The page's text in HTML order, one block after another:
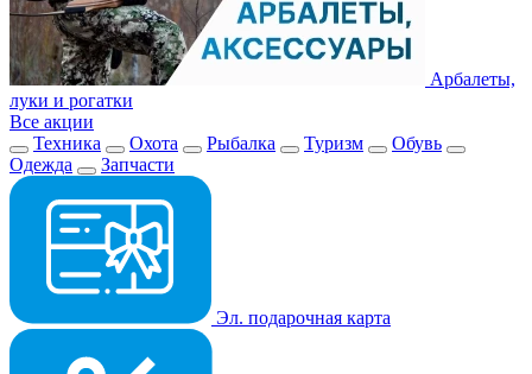
Арбалеты,
луки и рогатки
Все акции
Техника
Охота Рыбалка Туризм
Обувь
Одежда
Запчасти
Эл. подарочная карта